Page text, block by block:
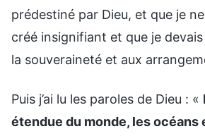
prédestiné par Dieu, et que je ne
créé insignifiant et que je
la souveraineté et aux
Puis j’ai lu les paroles de Dieu : «
étendue du monde, les océans